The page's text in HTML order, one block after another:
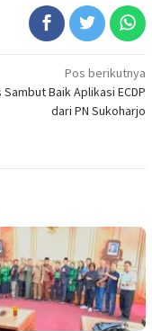
Pos berikutnya
Baik Aplikasi ECDP
dari PN Sukoharjo